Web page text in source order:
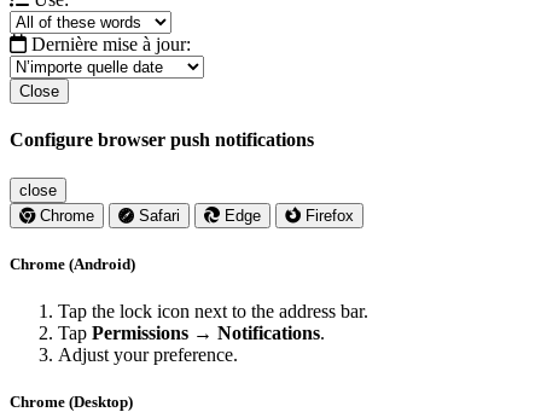
Dernière mise à jour:
Close
Configure browser push notifications
close
Chrome
Safari Edge Firefox
Chrome (Android)
Tap the lock icon next to the address bar.
Tap Permissions → Notifications.
Adjust your preference.
Chrome (Desktop)